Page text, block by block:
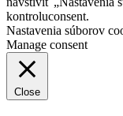
kontroluconsent.
Nastavenia súborov
Manage consent
Close